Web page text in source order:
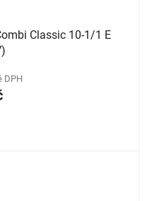
Classic 10-1/1 E
DPH